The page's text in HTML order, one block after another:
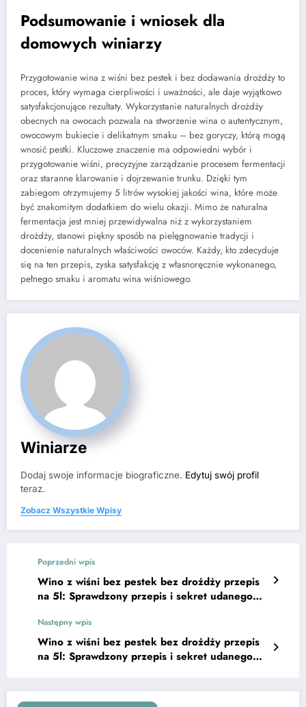
Podsumowanie i wniosek dla
domowych winiarzy
Przygotowanie wina z wiśni bez pestek i bez dodawania drożdży to
proces, który wymaga cierpliwości i uważności, ale daje wyjątkowo
satysfakcjonujące rezultaty. Wykorzystanie naturalnych drożdży
obecnych na owocach pozwala na stworzenie wina o autentycznym,
owocowym bukiecie i delikatnym smaku – bez goryczy, którą mogą
wnosić pestki. Kluczowe znaczenie ma odpowiedni wybór i
przygotowanie wiśni, precyzyjne zarządzanie procesem fermentacji
oraz staranne klarowanie i dojrzewanie trunku. Dzięki tym
zabiegom otrzymujemy 5 litrów wysokiej jakości wina, które może
być znakomitym dodatkiem do wielu okazji. Mimo że naturalna
fermentacja jest mniej przewidywalna niż z wykorzystaniem
drożdży, stanowi piękny sposób na pielęgnowanie tradycji i
docenienie naturalnych właściwości owoców. Każdy, kto zdecyduje
się na ten przepis, zyska satysfakcję z własnoręcznie wykonanego,
pełnego smaku i aromatu wina wiśniowego.
Winiarze
Dodaj swoje informacje biograficzne. Edytuj swój profil
teraz.
Zobacz Wszystkie Wpisy
Poprzedni wpis
Wino z wiśni bez pestek bez drożdży przepis
na 5l: Sprawdzony przepis i sekret udanego
Następny wpis
Wino z wiśni bez pestek bez drożdży przepis
na 5l: Sprawdzony przepis i sekret udanego